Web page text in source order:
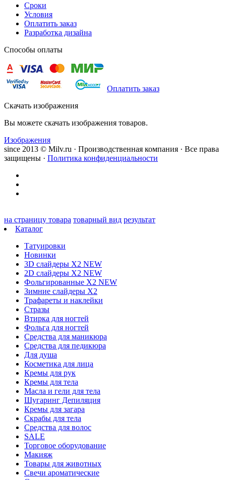
Сроки
Условия
Оплатить заказ
Разработка дизайна
Способы оплаты
Оплатить заказ
Скачать изображения
Вы можете скачать изображения товаров.
Изображения
since 2013 © Milv.ru · Производственная компания · Все права
защищены · Политика конфиденциальности
на страницу товара товарный вид результат
Каталог
Татуировки
Новинки
3D слайдеры X2 NEW
2D слайдеры X2 NEW
Фольгированные X2 NEW
Зимние слайдеры Х2
Трафареты и наклейки
Стразы
Втирка для ногтей
Фольга для ногтей
Средства для маникюра
Средства для педикюра
Для душа
Косметика для лица
Кремы для рук
Кремы для тела
Масла и гели для тела
Шугаринг Депиляция
Кремы для загара
Скрабы для тела
Средства для волос
SALE
Торговое оборудование
Макияж
Товары для животных
Свечи ароматические